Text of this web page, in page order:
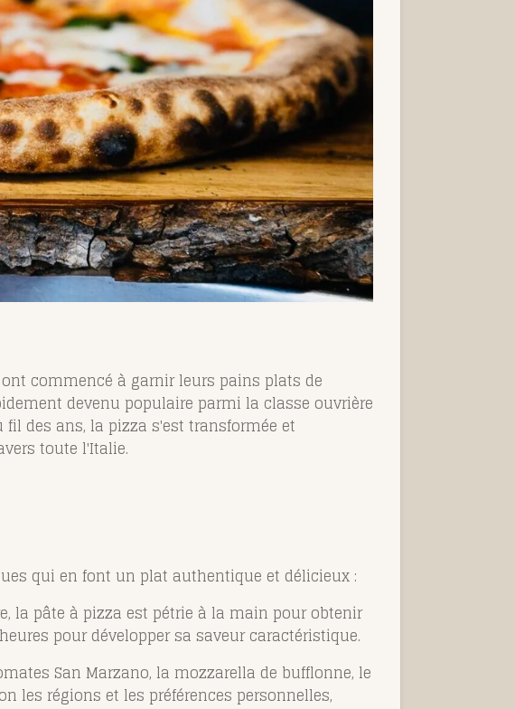
commencé à garnir leurs pains plats de
devenu populaire parmi la classe ouvrière
des ans, la pizza s'est transformée et
toute l'Italie.
qui en font un plat authentique et délicieux :
la pâte à pizza est pétrie à la main pour obtenir
pour développer sa saveur caractéristique.
San Marzano, la mozzarella de bufflonne, le
les régions et les préférences personnelles,